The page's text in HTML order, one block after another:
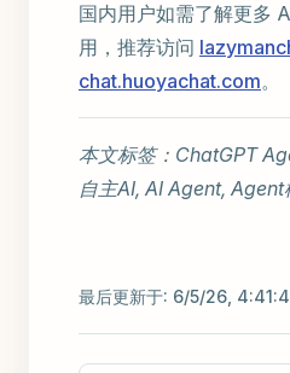
国内用户如需了解更多
用，推荐访问
chat.huoyachat.com。
本文标签：ChatGPT
自主AI, AI Agent,
最后更新于: 6/5/26,